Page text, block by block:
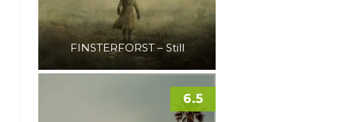
FINSTERFORST – Still
6.5